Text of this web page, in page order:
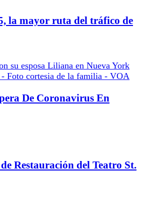
la mayor ruta del tráfico de
De Coronavirus En
Restauración del Teatro St.